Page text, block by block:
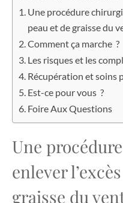
Une procédure
peau et de graisse du
Comment ça marche ?
Les risques et les
Récupération et soins
Est-ce pour vous ?
Foire Aux Questions
Une
enlever
graisse du